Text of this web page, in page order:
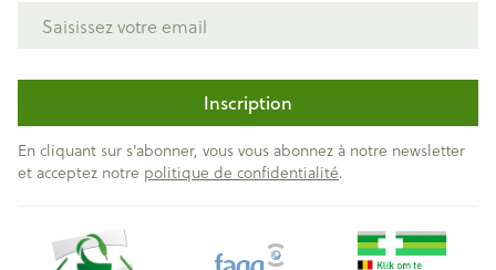
Inscription
En cliquant sur s'abonner, vous vous abonnez à notre newsletter
et acceptez notre politique de confidentialité.